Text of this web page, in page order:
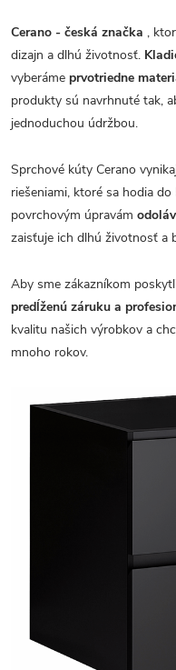
Cerano - česká značka ,
dizajn a dlhú životnosť.
vyberáme prvotriedne
produkty sú navrhnuté tak,
jednoduchou údržbou.
Sprchové kúty Cerano
riešeniami, ktoré sa hodia
povrchovým úpravám
zaisťuje ich dlhú životnosť a
Aby sme zákazníkom
predĺženú záruku a
kvalitu našich výrobkov a
mnoho rokov.